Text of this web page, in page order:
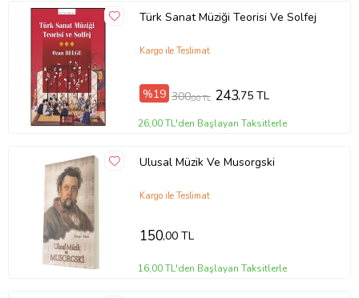
Tanıtım Metni
Baskı Boyutu16,00 x 23,50 cm
Baskı Sayısı 1. Baskı
Baskı Tarihi Ekim 2019
Çevirmen
Erman Aydöner
Cilt Tipi
Ciltsiz
Kağıt Cinsi
2. Hamur
Sayfa Sayısı 136
Erman Aydöner
Ürün Kodu:kcm77229375
Türk Sanat Müziği Teorisi Ve Solfej
Kargo ile Teslimat
%19 300,00 TL 243,75 TL
26,00 TL'den Başlayan Taksitlerle
Ulusal Müzik Ve Musorgski
Kargo ile Teslimat
150,00 TL
16,00 TL'den Başlayan Taksitlerle